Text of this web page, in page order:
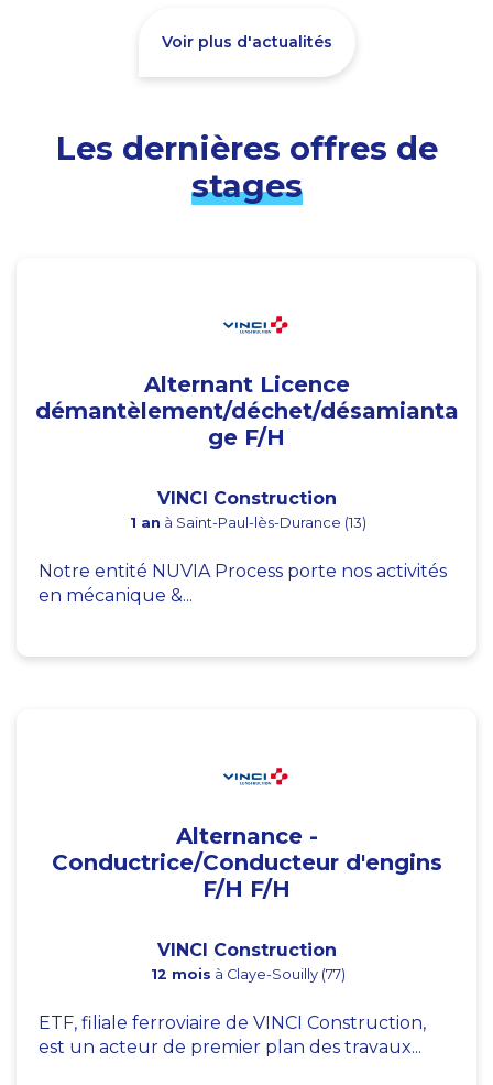
Voir plus d'actualités
Les dernières offres de
stages
Alternant Licence
démantèlement/déchet/désamianta
ge F/H
VINCI Construction
1 an à Saint-Paul-lès-Durance (13)
Notre entité NUVIA Process porte nos activités
en mécanique &...
Alternance -
Conductrice/Conducteur d'engins
F/H F/H
VINCI Construction
12 mois à Claye-Souilly (77)
ETF, filiale ferroviaire de VINCI Construction,
est un acteur de premier plan des travaux...